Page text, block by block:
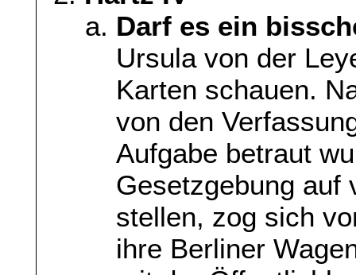
Darf es ein
Ursula von der
Karten schauen.
von den
Aufgabe betraut
Gesetzgebung auf
stellen, zog sich
ihre Berliner